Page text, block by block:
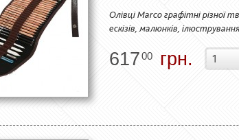
Олівці Marco графітні різної
ескізів, малюнків,
61700 грн.